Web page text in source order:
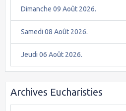
Dimanche 09 Août 2026.
Samedi 08 Août 2026.
Jeudi 06 Août 2026.
Archives Eucharisties